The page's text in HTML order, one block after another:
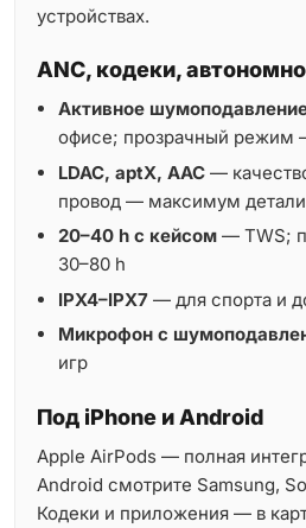
устройствах.
ANC, кодеки,
Активное
офисе; прозрачный режим
LDAC, aptX, AAC —
провод — максимум
20–40 h с кейсом — TWS;
30–80 h
IPX4–IPX7 — для спорта и
Микрофон с
игр
Под iPhone и Android
Apple AirPods — полная
Android смотрите Samsung,
Кодеки и приложения — в